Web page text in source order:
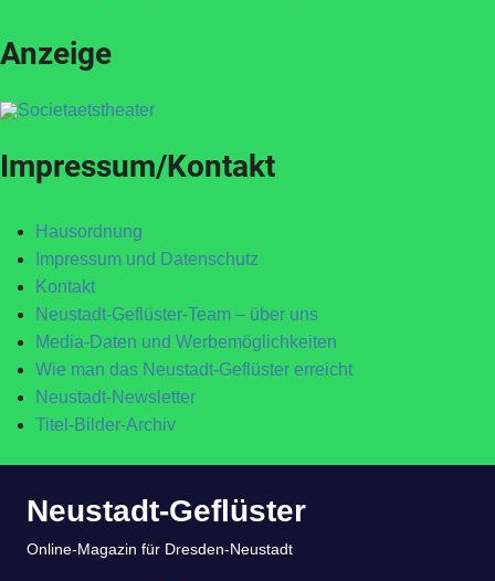
Anzeige
Impressum/Kontakt
Hausordnung
Impressum und Datenschutz
Kontakt
Neustadt-Geflüster-Team – über uns
Media-Daten und Werbemöglichkeiten
Wie man das Neustadt-Geflüster erreicht
Neustadt-Newsletter
Titel-Bilder-Archiv
InhaltNeustadt-Geflüster
Online-Magazin für Dresden-Neustadt